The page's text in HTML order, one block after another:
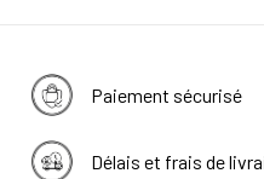
Paiement sécurisé
Délais et frais de